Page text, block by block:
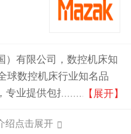
）有限公司，数控机床知
球数控机床行业知名品
专业提供包括复合加工、
【展开】
绍点击展开